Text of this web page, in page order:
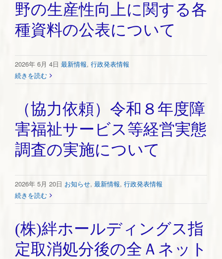
野の生産性向上に関する各
種資料の公表について
2026年 6月 4日 最新情報, 行政発表情報
続きを読む
（協力依頼）令和８年度障
害福祉サービス等経営実態
調査の実施について
2026年 5月 20日 お知らせ, 最新情報, 行政発表情報
続きを読む
(株)絆ホールディングス指
定取消処分後の全Ａネット